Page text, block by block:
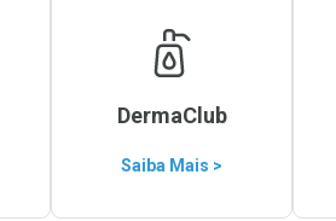
DermaClub
Saiba Mais >